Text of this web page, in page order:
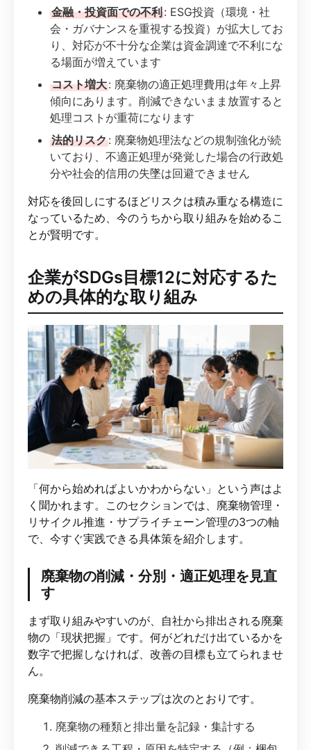
金融・投資面での不利 : ESG投資（環境・社
会・ガバナンスを重視する投資）が拡大してお
り、対応が不十分な企業は資金調達で不利にな
る場面が増えています
コスト増大: 廃棄物の適正処理費用は年々上昇
傾向にあります。削減できないまま放置すると
処理コストが重荷になります
法的リスク: 廃棄物処理法などの規制強化が続
いており、不適正処理が発覚した場合の行政処
分や社会的信用の失墜は回避できません
対応を後回しにするほどリスクは積み重なる構造に
なっているため、今のうちから取り組みを始めるこ
とが賢明です。
企業がSDGs目標12に対応するた
めの具体的な取り組み
「何から始めればよいかわからない」という声はよ
く聞かれます。このセクションでは、廃棄物管理・
リサイクル推進・サプライチェーン管理の3つの軸
で、今すぐ実践できる具体策を紹介します。
廃棄物の削減・分別・適正処理を見直
す
まず取り組みやすいのが、自社から排出される廃棄
物の「現状把握」です。何がどれだけ出ているかを
数字で把握しなければ、改善の目標も立てられませ
ん。
廃棄物削減の基本ステップは次のとおりです。
廃棄物の種類と排出量を記録・集計する